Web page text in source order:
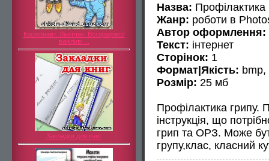
Космонавт. Льотчик. Всі професії
важливі ...
Закладки для книг
Назва: Профілактика
Жанр: роботи в
Автор оформлення:
Текст: інтернет
Сторінок: 1
Формат|Якість: bmp,
Розмір: 25 мб
Профілактика грипу.
інструкція, що
грип та ОРЗ. Може
групу,клас, класний